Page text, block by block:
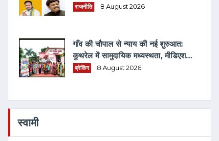
राजनीति 8 August 2026
गाँव की चौपाल से न्याय की नई शुरुआत:
कुथरेल में सामुदायिक मध्यस्थता, मीडिएशन
3.0 एवं विधिक जागरूकता का संगम
ब्रेकिंग 8 August 2026
स्वामी